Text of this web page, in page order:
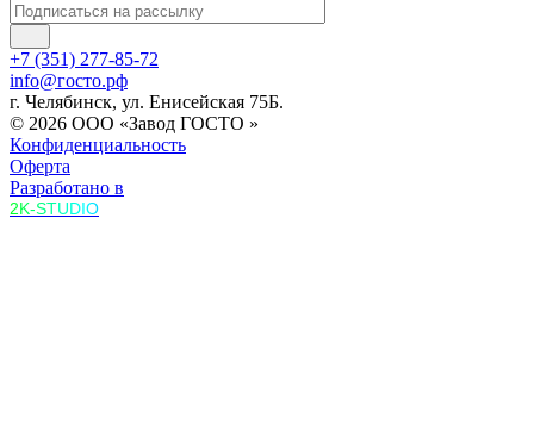
+7 (351) 277-85-72
info@госто.рф
г. Челябинск, ул. Енисейская 75Б.
© 2026 ООО «Завод ГОСТО »
Конфиденциальность
Оферта
Разработано в
2K-STUDIO